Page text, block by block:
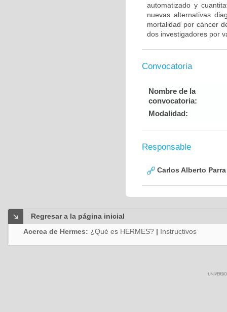
automatizado y
nuevas alternativas
mortalidad por cáncer
dos investigadores por
Convocatoria
Nombre de la
convocatoria:
Modalidad:
Responsable
Carlos Alberto
Regresar a la página inicial
Acerca de Hermes: ¿Qué es HERMES? | Instructivos